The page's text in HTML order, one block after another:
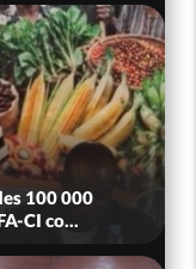
100 000
CI co...